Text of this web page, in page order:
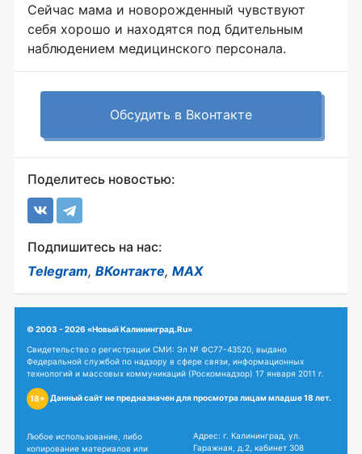
Сейчас мама и новорожденный чувствуют
себя хорошо и находятся под бдительным
наблюдением медицинского персонала.
Обсудить в Вконтакте
Поделитесь новостью:
Подпишитесь на нас:
Telegram, ВКонтакте, MAX
© 2003 - 2026 «Новый Калининград.Ru»
Свидетельство о регистрации СМИ: Эл № ФС77-43520, выдано
Федеральной службой по надзору в сфере связи, информационных
технологий и массовых коммуникаций (Роскомнадзор) 17 января 2011 г.
18+ Данный сайт не предназначен для просмотра лицам младше 18 лет.
Любое использование, либо
копирование материалов или
Адрес: г. Калининград, ул.
Гаражная, д.2, кабинет 308